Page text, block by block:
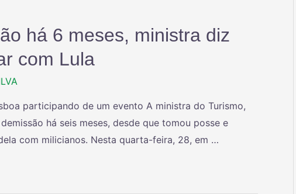
há 6 meses, ministra diz
com Lula
participando de um evento A ministra do Turismo,
há seis meses, desde que tomou posse e
com milicianos. Nesta quarta-feira, 28, em …